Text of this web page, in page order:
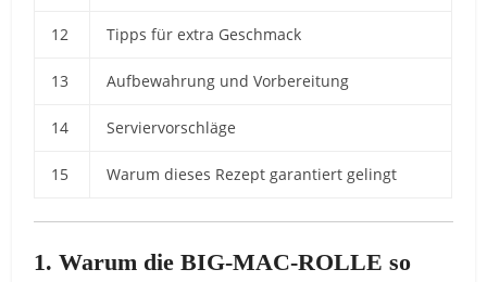
12 Tipps für extra Geschmack
13 Aufbewahrung und Vorbereitung
14 Serviervorschläge
15 Warum dieses Rezept garantiert gelingt
1. Warum die BIG-MAC-ROLLE so